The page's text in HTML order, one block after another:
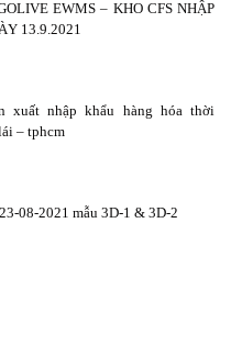
EWMS – KHO CFS NHẬP
13.9.2021
xuất nhập khẩu hàng hóa thời
– tphcm
08-2021 mẫu 3D-1 & 3D-2